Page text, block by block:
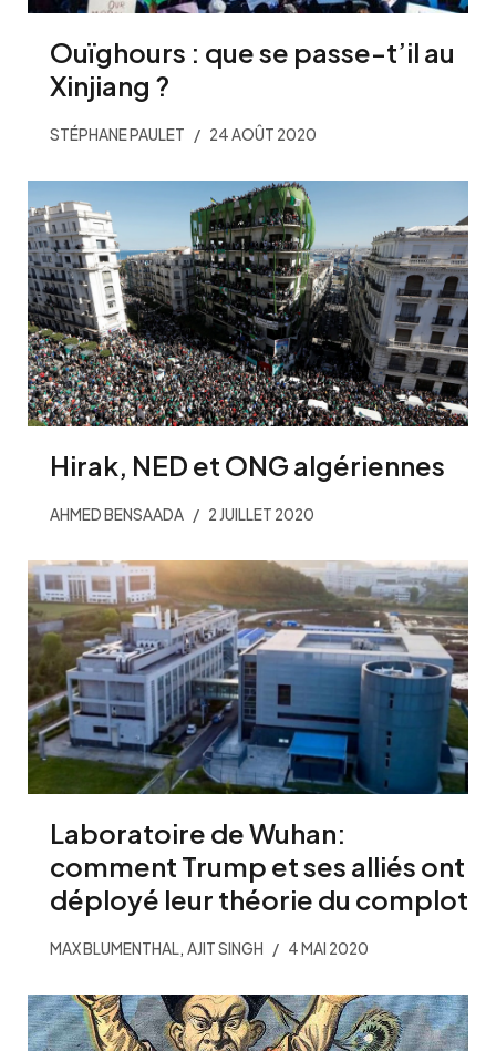
Ouïghours : que se passe-t’il au
Xinjiang ?
STÉPHANE PAULET 24 AOÛT 2020
Hirak, NED et ONG algériennes
AHMED BENSAADA 2 JUILLET 2020
Laboratoire de Wuhan:
comment Trump et ses alliés ont
déployé leur théorie du complot
MAX BLUMENTHAL, AJIT SINGH 4 MAI 2020